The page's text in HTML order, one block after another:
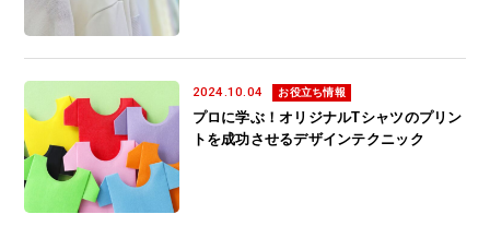
2024.10.04 お役立ち情報
プロに学ぶ！オリジナルTシャツのプリン
トを成功させるデザインテクニック